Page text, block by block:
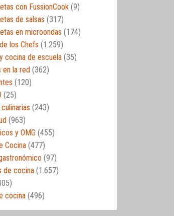
con FussionCook (9)
de salsas (317)
en microondas (174)
los Chefs (1.259)
cocina de escuela (35)
en la red (362)
(120)
(25)
(243)
(963)
y OMG (455)
Cocina (477)
(97)
de cocina (1.657)
cocina (496)